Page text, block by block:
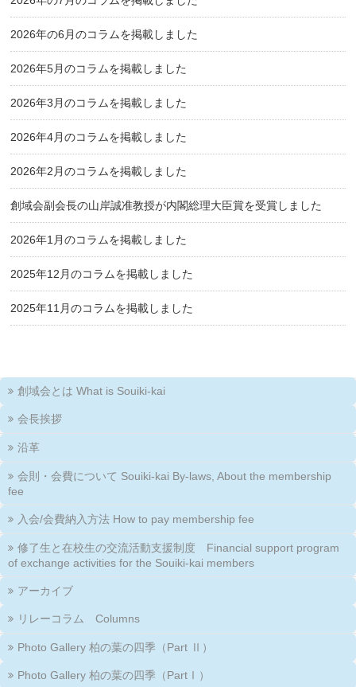
2026年の6月のコラムを掲載しました
2026年5月のコラムを掲載しました
2026年3月のコラムを掲載しました
2026年4月のコラムを掲載しました
2026年2月のコラムを掲載しました
創域会副会長の山岸誠准教授が内閣総理大臣賞を受賞しました
2026年1月のコラムを掲載しました
2025年12月のコラムを掲載しました
2025年11月のコラムを掲載しました
創域会とは What is Souiki-kai
会長挨拶
沿革
会則・会費について Souiki-kai By-laws, About the membership
fee
入会/会費納入方法 How to pay membership fee
修了生と在校生の交流活動支援制度 Financial support program
of exchange activities for the Souiki-kai members
アーカイブ
リレーコラム Columns
Photo Gallery 柏の葉の四季（Part Ⅱ）
Photo Gallery 柏の葉の四季（PartⅠ）